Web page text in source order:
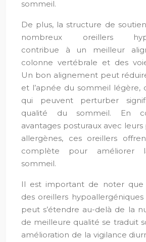
sommeil.
De plus, la structure de
nombreux oreillers
contribue à un meilleur
colonne vertébrale et des
Un bon alignement peut
et l’apnée du sommeil légère,
qui peuvent perturber
qualité du sommeil. En
avantages posturaux avec
allergènes, ces oreillers
complète pour améliorer
sommeil.
Il est important de noter que
des oreillers
peut s’étendre au-delà de la
de meilleure qualité se traduit
amélioration de la vigilance